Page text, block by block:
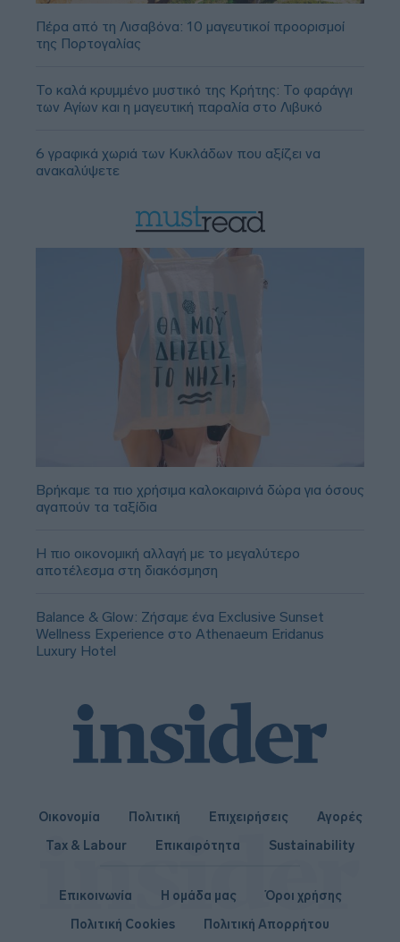
Πέρα από τη Λισαβόνα: 10 μαγευτικοί προορισμοί
της Πορτογαλίας
Το καλά κρυμμένο μυστικό της Κρήτης: Το φαράγγι
των Αγίων και η μαγευτική παραλία στο Λιβυκό
6 γραφικά χωριά των Κυκλάδων που αξίζει να
ανακαλύψετε
Βρήκαμε τα πιο χρήσιμα καλοκαιρινά δώρα για όσους
αγαπούν τα ταξίδια
Η πιο οικονομική αλλαγή με το μεγαλύτερο
αποτέλεσμα στη διακόσμηση
Balance & Glow: Ζήσαμε ένα Exclusive Sunset
Wellness Experience στο Athenaeum Eridanus
Luxury Hotel
Οικονομία Πολιτική Επιχειρήσεις
Αγορές
Tax & Labour
Επικαιρότητα Sustainability
Επικοινωνία Η ομάδα μας
Όροι χρήσης
Πολιτική Cookies
Πολιτική Απορρήτου